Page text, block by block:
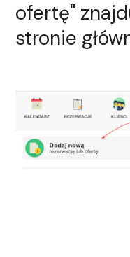
ofertę"
stronie